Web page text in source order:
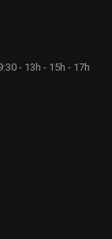
- 13h - 15h - 17h